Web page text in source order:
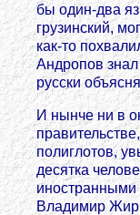
бы один-два
грузинский,
как-то
Андропов
русски
И нынче ни в
полиглотов,
десятка
Владимир